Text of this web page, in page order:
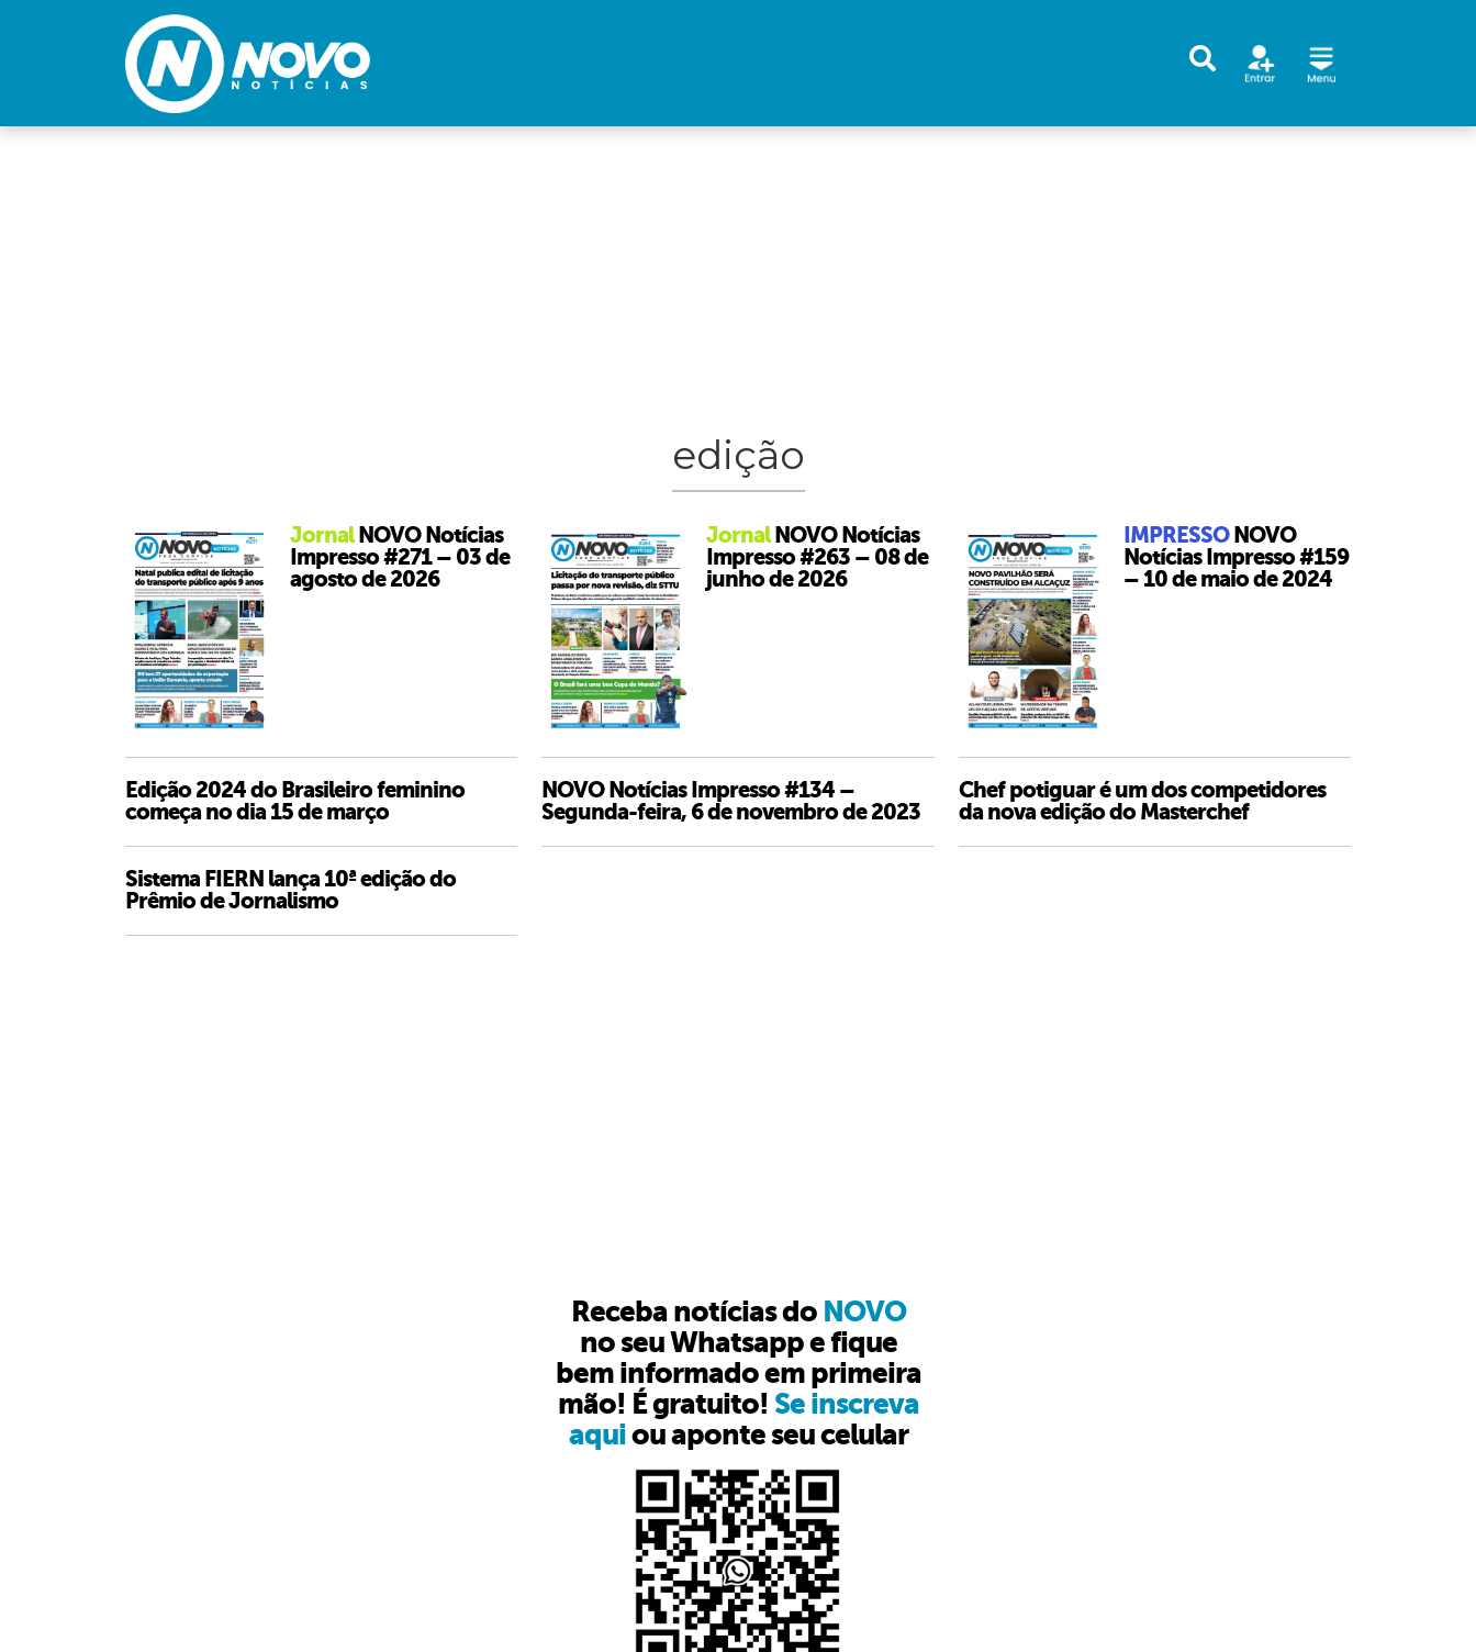
edição
Jornal NOVO Notícias
Impresso #271 – 03 de
agosto de 2026
Jornal NOVO Notícias
Impresso #263 – 08 de
junho de 2026
IMPRESSO NOVO
Notícias Impresso #159
– 10 de maio de 2024
Edição 2024 do Brasileiro feminino
começa no dia 15 de março
NOVO Notícias Impresso #134 –
Segunda-feira, 6 de novembro de 2023
Chef potiguar é um dos competidores
da nova edição do Masterchef
Sistema FIERN lança 10ª edição do
Prêmio de Jornalismo
Receba notícias do NOVO
no seu Whatsapp e fique
bem informado em primeira
mão! É gratuito! Se inscreva
aquiou aponte seu celular